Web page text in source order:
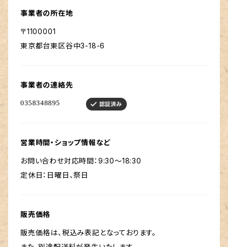
事業者の所在地
〒1100001
東京都台東区谷中3-18-6
事業者の連絡先
営業時間・ショップ情報など
お問い合わせ対応時間：9:30〜18:30
定休日：日曜日、祭日
販売価格
販売価格は、税込み表記となっております。